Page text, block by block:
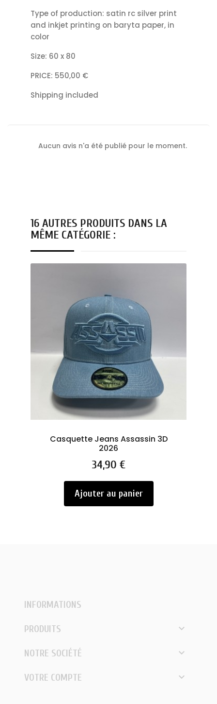
Type of production: satin rc silver print
and inkjet printing on baryta paper, in
color
Size: 60 x 80
PRICE: 550,00 €
Shipping included
Aucun avis n'a été publié pour le moment.
16 AUTRES PRODUITS DANS LA
MÊME CATÉGORIE :
Casquette Jeans Assassin 3D
2026
Prix
34,90 €
Ajouter au panier
INFORMATIONS
PRODUITS 
NOTRE SOCIÉTÉ 
VOTRE COMPTE 